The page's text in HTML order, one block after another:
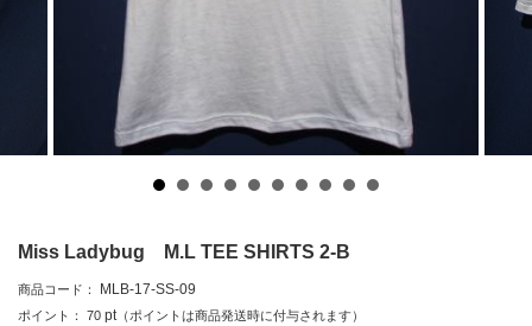
Miss Ladybug M.L TEE SHIRTS 2-B
商品コード： MLB-17-SS-09
ポイント： 70 pt （ポイントは商品発送時に付与されます）